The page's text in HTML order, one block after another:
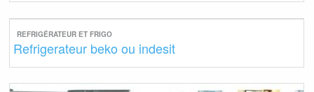
REFRIGÉRATEUR ET FRIGO
Refrigerateur beko ou indesit